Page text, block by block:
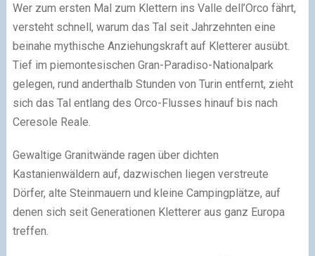
Wer zum ersten Mal zum Klettern ins Valle dell’Orco fährt,
versteht schnell, warum das Tal seit Jahrzehnten eine
beinahe mythische Anziehungskraft auf Kletterer ausübt.
Tief im piemontesischen Gran-Paradiso-Nationalpark
gelegen, rund anderthalb Stunden von Turin entfernt, zieht
sich das Tal entlang des Orco-Flusses hinauf bis nach
Ceresole Reale.
Gewaltige Granitwände ragen über dichten
Kastanienwäldern auf, dazwischen liegen verstreute
Dörfer, alte Steinmauern und kleine Campingplätze, auf
denen sich seit Generationen Kletterer aus ganz Europa
treffen.